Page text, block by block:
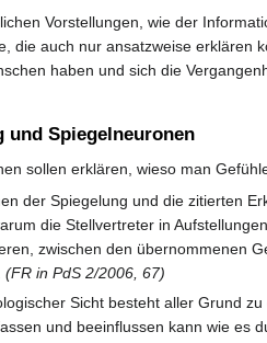
Vorstellungen, wie der
die auch nur ansatzweise erklären
haben und sich die
und Spiegelneuronen
sollen erklären, wieso man
der Spiegelung und die zitierten
die Stellvertreter in
zwischen den übernommenen
(FR in PdS 2/2006, 67)
Sicht besteht aller Grund
und beeinflussen kann wie es